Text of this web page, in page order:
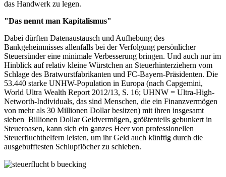
das Handwerk zu legen.
"Das nennt man Kapitalismus"
Dabei dürften Datenaustausch und Aufhebung des
Bankgeheimnisses allenfalls bei der Verfolgung persönlicher
Steuersünder eine minimale Verbesserung bringen. Und auch nur im
Hinblick auf relativ kleine Würstchen an Steuerhinterziehern vom
Schlage des Bratwurstfabrikanten und FC-Bayern-Präsidenten. Die
53.440 starke UNHW-Population in Europa (nach Capgemini,
World Ultra Wealth Report 2012/13, S. 16; UHNW = Ultra-High-
Networth-Individuals, das sind Menschen, die ein Finanzvermögen
von mehr als 30 Millionen Dollar besitzen) mit ihren insgesamt
sieben Billionen Dollar Geldvermögen, größtenteils gebunkert in
Steueroasen, kann sich ein ganzes Heer von professionellen
Steuerfluchthelfern leisten, um ihr Geld auch künftig durch die
ausgebufftesten Schlupflöcher zu schieben.